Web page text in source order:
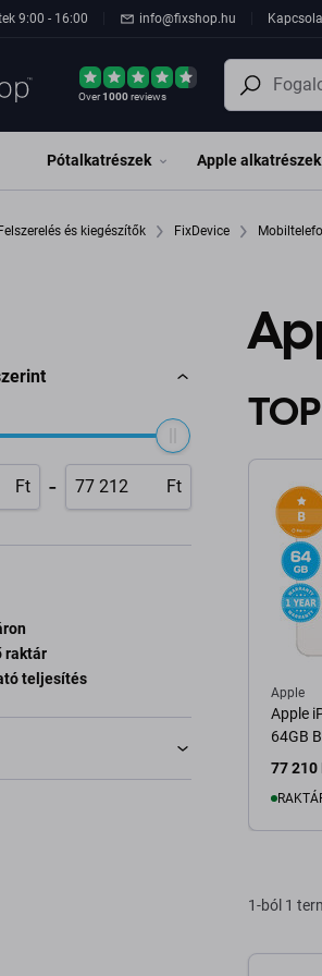
9:00 - 16:00 info@fixshop.hu
Over1000reviews
Pótalkatrészek Apple alkatrészek
és kiegészítők FixDevice
Ft - Ft
raktár
teljesítés
Apple
Apple
64GB
77 210
1-ból 1